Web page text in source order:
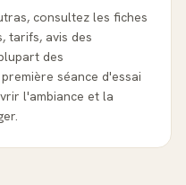
consultez les fiches
tarifs, avis des
des
séance d'essai
l'ambiance et la